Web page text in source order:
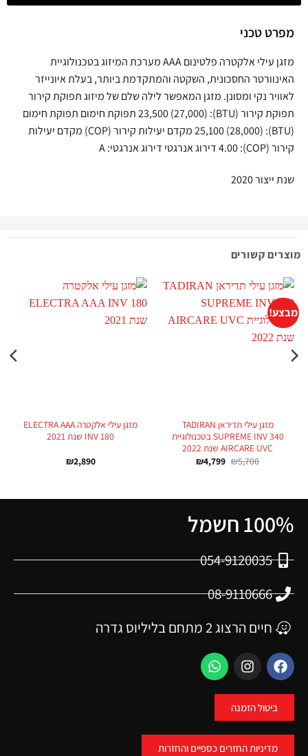
מפרט טכני
מזגן עילי אלקטרה פלטינום AAA מערכת המיזוג בטכנולוגיית
האינוורטר החסכונית, השקטה והמתקדמת ביותר, בעלת איונייזר
לאוויר נקי ומסונן. מזגן המאפשר לילה שלם של מיזוג תפוקת קירור
תפוקת קירור (BTU): (27,000) 23,500 תפוקת חימום תפוקת חימום
(BTU): (28,000) 25,100 מקדם יעילות קירור (COP) מקדם יעילות
קירור (COP): 4.00 דירוג אנרגטי דירוג אנרגטי: A
שנת ייצור 2020
מוצרים קשורים
מבצע!
מזגן עילי תדיראן TADIRAN
SUPREME INV 340 בטכנולוגיית
AIRCARE UVC שנת 2022
₪5,700
₪4,799
מזגן עילי אלקטרה ELECTRA AAA
INV 180 שנת 2021
₪2,890
100% חשמל
054-9120035
08-9110666
חיים הרצוג 2 מתחם בליליוס גדרה
ביטול הזמנה
מדיניות החזרים כספיים והחזרות